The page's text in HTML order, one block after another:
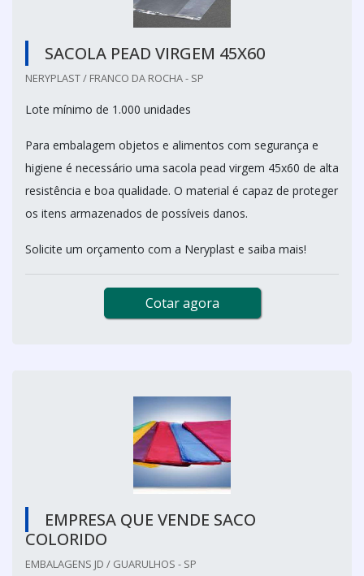
SACOLA PEAD VIRGEM 45X60
NERYPLAST / FRANCO DA ROCHA - SP
Lote mínimo de 1.000 unidades
Para embalagem objetos e alimentos com segurança e
higiene é necessário uma sacola pead virgem 45x60 de alta
resistência e boa qualidade. O material é capaz de proteger
os itens armazenados de possíveis danos.
Solicite um orçamento com a Neryplast e saiba mais!
Cotar agora
EMPRESA QUE VENDE SACO
COLORIDO
EMBALAGENS JD / GUARULHOS - SP